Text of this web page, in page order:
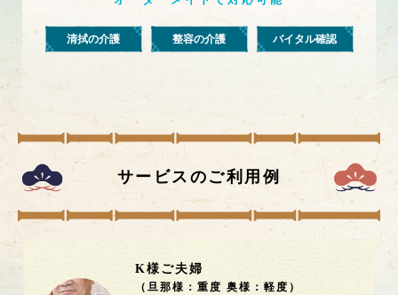
清拭の介護 整容の介護 バイタル確認
サービスのご利用例
K様ご夫婦
（ 旦那様：重度 奥様：軽度 ）